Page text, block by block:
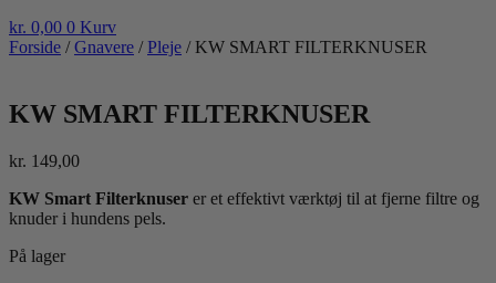
kr. 0,00 0 Kurv
Forside /Gnavere /Pleje / KW SMART FILTERKNUSER
KW SMART FILTERKNUSER
kr. 149,00
KW Smart Filterknuser er et effektivt værktøj til at fjerne filtre og
knuder i hundens pels.
På lager